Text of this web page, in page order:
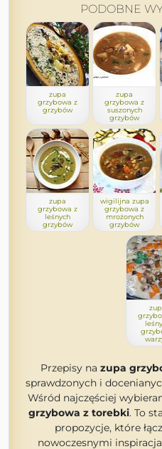
PODOBNE
zupa
grzybowa z
grzybów
zupa
grzybowa z
suszonych
grzybów
zupa
grzybowa z
leśnych
grzybów
wigilijna zupa
grzybowa z
mrożonych
grzybów
Przepisy na zupa
sprawdzonych i
Wśród najczęściej
grzybowa z torebki. To
propozycje, które
nowoczesnymi